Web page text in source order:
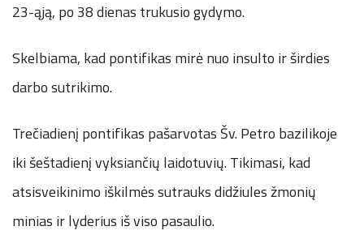
23-ąją, po 38 dienas trukusio gydymo.
Skelbiama, kad pontifikas mirė nuo insulto ir širdies
darbo sutrikimo.
Trečiadienį pontifikas pašarvotas Šv. Petro bazilikoje
iki šeštadienį vyksiančių laidotuvių. Tikimasi, kad
atsisveikinimo iškilmės sutrauks didžiules žmonių
minias ir lyderius iš viso pasaulio.